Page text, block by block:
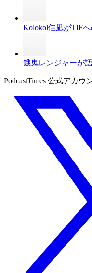
Kolokol佳凪がTIF
餓鬼レンジャーが
PodcastTimes 公式アカウ